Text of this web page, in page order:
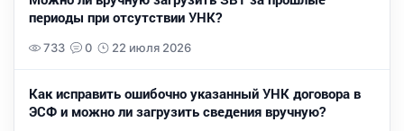
периоды при отсутствии УНК?
733 0 22 июля 2026
Как исправить ошибочно указанный УНК договора в
ЭСФ и можно ли загрузить сведения вручную?